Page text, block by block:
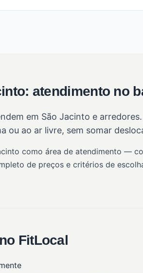
atendimento no
em São Jacinto e
ou ao ar livre, sem somar
como área de atendimento —
de preços e critérios de
FitLocal